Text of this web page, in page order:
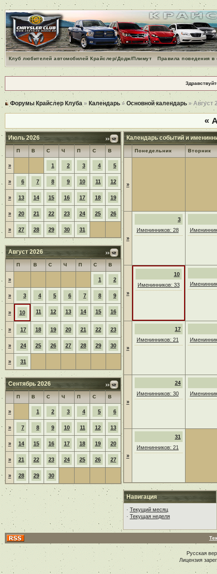
Клуб любителей автомобилей Крайслер/Додж/Плимут Правила поведения
Форумы Крайслер Клуба » Календарь» Основной календарь» Август
«
Июль 2026
П В С Ч П С В
» 1 2 3 4 5
» 6 7 8 9 10 11 12
» 13 14 15 16 17 18 19
» 20 21 22 23 24 25 26
» 27 28 29 30 31
Август 2026
П В С Ч П С В
» 1 2
» 3 4 5 6 7 8 9
» 10 11 12 13 14 15 16
» 17 18 19 20 21 22 23
» 24 25 26 27 28 29 30
» 31
Сентябрь 2026
П В С Ч П С В
» 1 2 3 4 5 6
» 7 8 9 10 11 12 13
» 14 15 16 17 18 19 20
» 21 22 23 24 25 26 27
» 28 29 30
Календарь событий и
Понедельник Вторник
»
»
3
Именинников: 28
»
10
Именинников: 33
»
17
Именинников: 21
»
24
Именинников: 30
»
31
Именинников: 21
Навигация
· Текущий месяц
· Текущая неделя
Русская
Лицензия